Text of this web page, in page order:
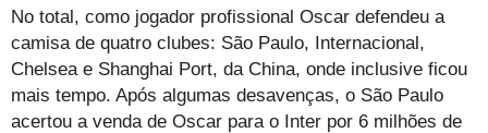
No total, como jogador profissional Oscar defendeu a
camisa de quatro clubes: São Paulo, Internacional,
Chelsea e Shanghai Port, da China, onde inclusive ficou
mais tempo. Após algumas desavenças, o São Paulo
acertou a venda de Oscar para o Inter por 6 milhões de